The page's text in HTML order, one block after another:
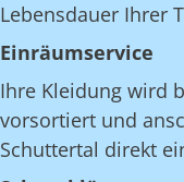
Lebensdauer Ihrer
Einräumservice
Ihre Kleidung wird
vorsortiert und
Schuttertal direkt